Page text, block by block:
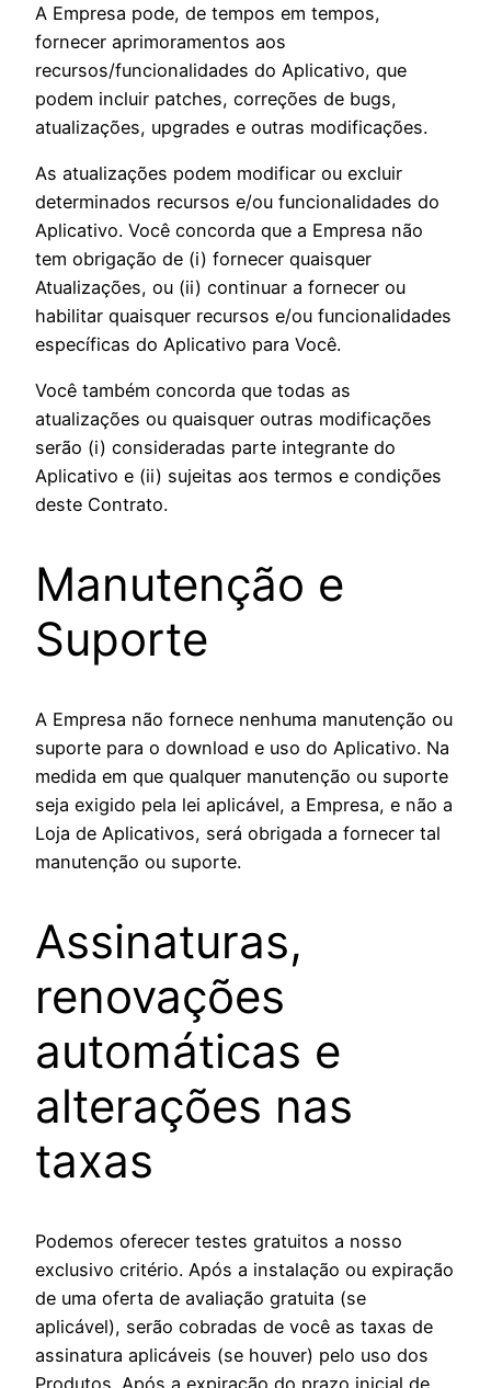
A Empresa pode, de tempos em tempos,
fornecer aprimoramentos aos
recursos/funcionalidades do Aplicativo, que
podem incluir patches, correções de bugs,
atualizações, upgrades e outras modificações.
As atualizações podem modificar ou excluir
determinados recursos e/ou funcionalidades do
Aplicativo. Você concorda que a Empresa não
tem obrigação de (i) fornecer quaisquer
Atualizações, ou (ii) continuar a fornecer ou
habilitar quaisquer recursos e/ou funcionalidades
específicas do Aplicativo para Você.
Você também concorda que todas as
atualizações ou quaisquer outras modificações
serão (i) consideradas parte integrante do
Aplicativo e (ii) sujeitas aos termos e condições
deste Contrato.
Manutenção e
Suporte
A Empresa não fornece nenhuma manutenção ou
suporte para o download e uso do Aplicativo. Na
medida em que qualquer manutenção ou suporte
seja exigido pela lei aplicável, a Empresa, e não a
Loja de Aplicativos, será obrigada a fornecer tal
manutenção ou suporte.
Assinaturas,
renovações
automáticas e
alterações nas
taxas
Podemos oferecer testes gratuitos a nosso
exclusivo critério. Após a instalação ou expiração
de uma oferta de avaliação gratuita (se
aplicável), serão cobradas de você as taxas de
assinatura aplicáveis (se houver) pelo uso dos
Produtos. Após a expiração do prazo inicial de